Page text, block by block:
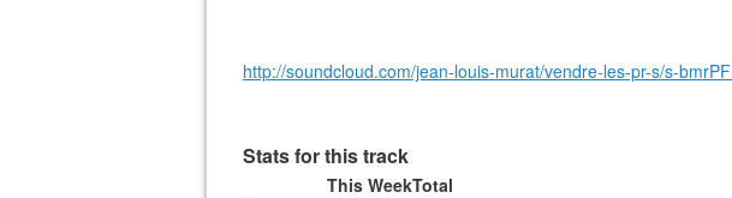
http://soundcloud.com/jean-louis-murat/vendre-les-pr-s/s-bmrPF
Stats for this track
This WeekTotal